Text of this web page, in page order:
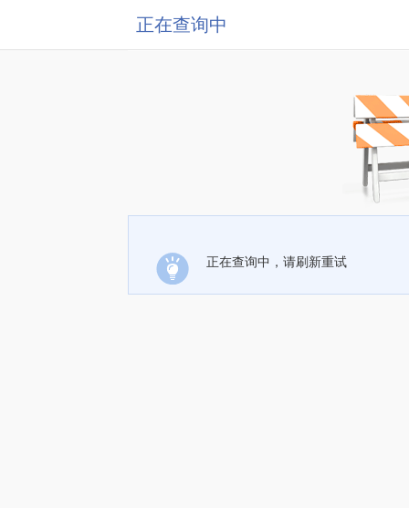
正在查询中
正在查询中，请刷新重试